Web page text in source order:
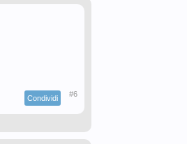
Condividi #6